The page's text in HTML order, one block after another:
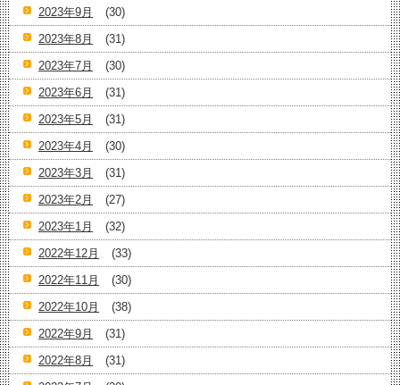
2023年9月
(30)
2023年8月
(31)
2023年7月
(30)
2023年6月
(31)
2023年5月
(31)
2023年4月
(30)
2023年3月
(31)
2023年2月
(27)
2023年1月
(32)
2022年12月
(33)
2022年11月
(30)
2022年10月
(38)
2022年9月
(31)
2022年8月
(31)